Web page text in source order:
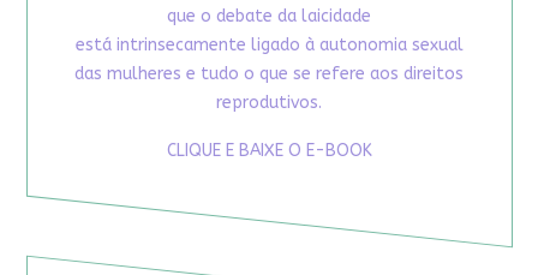
que o debate da laicidade
está intrinsecamente ligado à autonomia sexual
das mulheres e tudo o que se refere aos direitos
reprodutivos.
CLIQUE E BAIXE O E-BOOK